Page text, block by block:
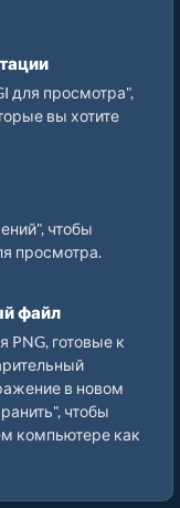
для просмотра",
вы хотите
чтобы
просмотра.
файл
PNG, готовые к
в новом
чтобы
компьютере как